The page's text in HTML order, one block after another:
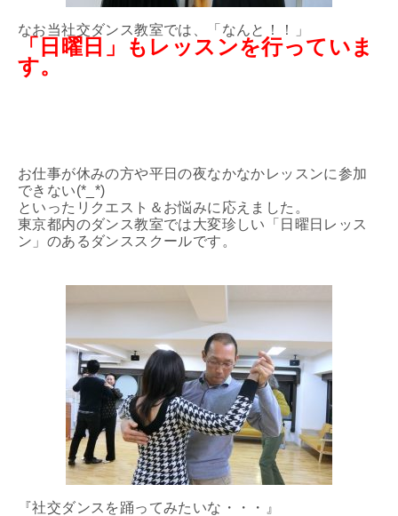
なお当社交ダンス教室では、「なんと！！」
「日曜日」もレッスンを行っていま
す。
お仕事が休みの方や平日の夜なかなかレッスンに参加
できない(*_*)
といったリクエスト＆お悩みに応えました。
東京都内のダンス教室では大変珍しい「日曜日レッス
ン」のあるダンススクールです。
『社交ダンスを踊ってみたいな・・・』